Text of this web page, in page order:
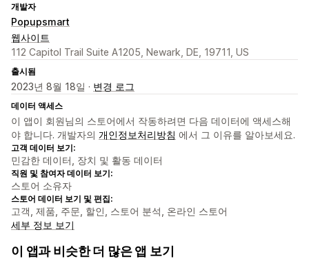
개발자
Popupsmart
웹사이트
112 Capitol Trail Suite A1205, Newark, DE, 19711, US
출시됨
2023년 8월 18일 · 변경 로그
데이터 액세스
이 앱이 회원님의 스토어에서 작동하려면 다음 데이터에 액세스해
야 합니다. 개발자의 개인정보처리방침 에서 그 이유를 알아보세요.
고객 데이터 보기:
민감한 데이터, 장치 및 활동 데이터
직원 및 참여자 데이터 보기:
스토어 소유자
스토어 데이터 보기 및 편집:
고객, 제품, 주문, 할인, 스토어 분석, 온라인 스토어
세부 정보 보기
이 앱과 비슷한 더 많은 앱 보기